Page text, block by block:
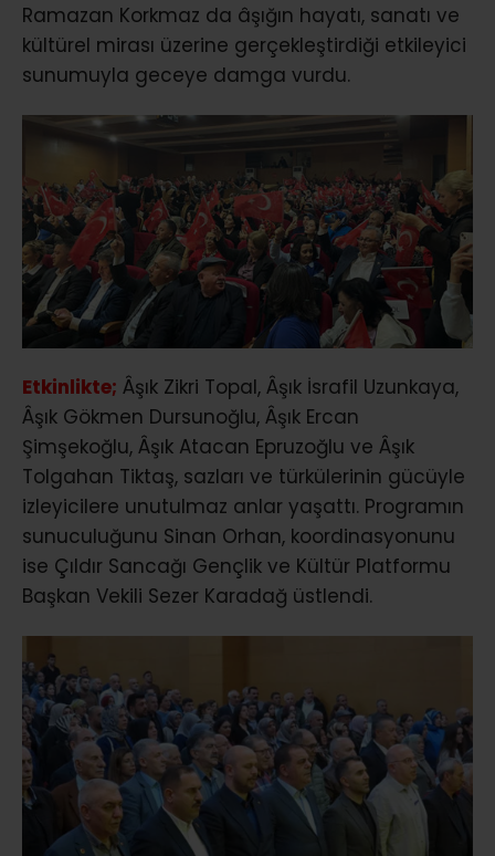
Ramazan Korkmaz da âşığın hayatı, sanatı ve
kültürel mirası üzerine gerçekleştirdiği etkileyici
sunumuyla geceye damga vurdu.
Etkinlikte; Âşık Zikri Topal, Âşık İsrafil Uzunkaya,
Âşık Gökmen Dursunoğlu, Âşık Ercan
Şimşekoğlu, Âşık Atacan Epruzoğlu ve Âşık
Tolgahan Tiktaş, sazları ve türkülerinin gücüyle
izleyicilere unutulmaz anlar yaşattı. Programın
sunuculuğunu Sinan Orhan, koordinasyonunu
ise Çıldır Sancağı Gençlik ve Kültür Platformu
Başkan Vekili Sezer Karadağ üstlendi.